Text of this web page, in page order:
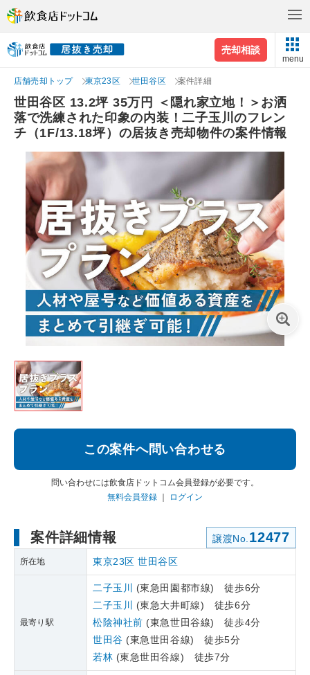
売却相談
menu
店舗売却トップ 東京23区 世田谷区 案件詳細
世田谷区 13.2坪 35万円 ＜隠れ家立地！＞お洒
落で洗練された印象の内装！二子玉川のフレン
チ（1F/13.18坪）の居抜き売却物件の案件情報
この案件へ問い合わせる
問い合わせには飲食店ドットコム会員登録が必要です。
無料会員登録
ログイン
案件詳細情報 譲渡No. 12477
所在地 東京23区 世田谷区
最寄り駅
二子玉川
(東急田園都市線) 徒歩6分
二子玉川
(東急大井町線) 徒歩6分
松陰神社前 (東急世田谷線) 徒歩4分
世田谷 (東急世田谷線) 徒歩5分
若林 (東急世田谷線) 徒歩7分